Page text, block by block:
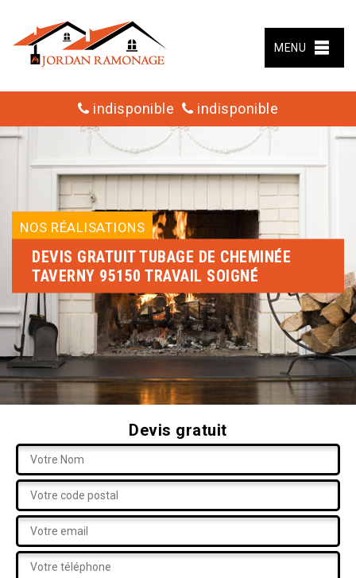
MENU
indisponible indisponible
NOS RÉALISATIONS
DEVIS GRATUIT TUBAGE DE CHEMINÉE
TAVERNY 95150 TRAVAIL SOIGNÉ
Devis gratuit